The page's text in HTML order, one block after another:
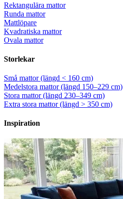
Rektangulära mattor
Runda mattor
Mattlöpare
Kvadratiska mattor
Ovala mattor
Storlekar
Små mattor (längd < 160 cm)
Medelstora mattor (längd 150–229 cm)
Stora mattor (längd 230–349 cm)
Extra stora mattor (längd > 350 cm)
Inspiration